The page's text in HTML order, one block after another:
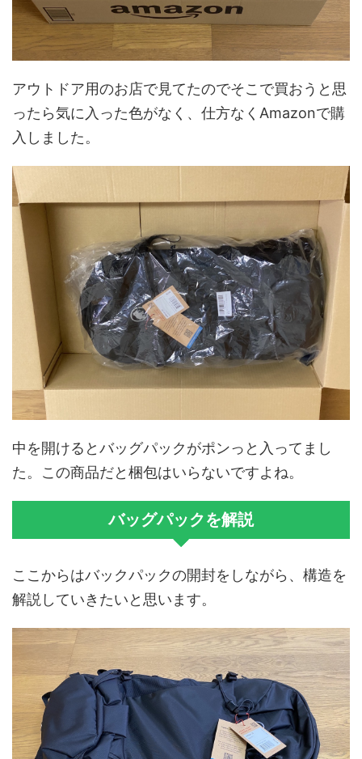
アウトドア用のお店で見てたのでそこで買おうと思
ったら気に入った色がなく、仕方なくAmazonで購
入しました。
中を開けるとバッグパックがポンっと入ってまし
た。この商品だと梱包はいらないですよね。
バッグパックを解説
ここからはバックパックの開封をしながら、構造を
解説していきたいと思います。